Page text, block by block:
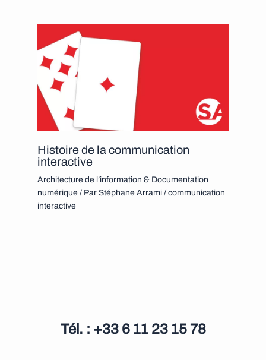
Histoire de la communication
interactive
Architecture de l’information & Documentation
numérique / ParStéphane Arrami /communication
interactive
Tél. : +33 6 11 23 15 78